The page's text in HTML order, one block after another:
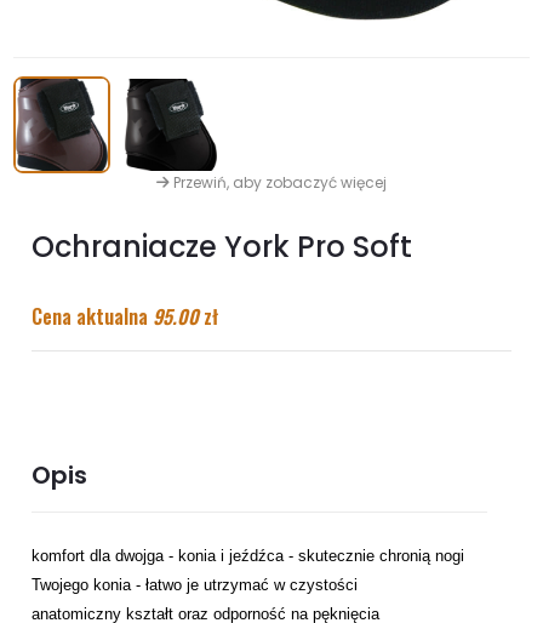
Przewiń, aby zobaczyć więcej
Ochraniacze York Pro Soft
Cena aktualna 95.00zł
Opis
komfort dla dwojga - konia i jeźdźca - skutecznie chronią nogi
Twojego konia - łatwo je utrzymać w czystości
anatomiczny kształt oraz odporność na pęknięcia